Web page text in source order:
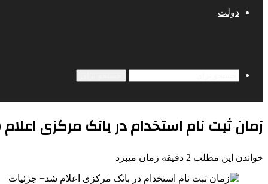
دولت
زمان ثبت نام استخدام در بانک مرکزی
خواندن این مطلب 2 دقیقه زمان میبرد